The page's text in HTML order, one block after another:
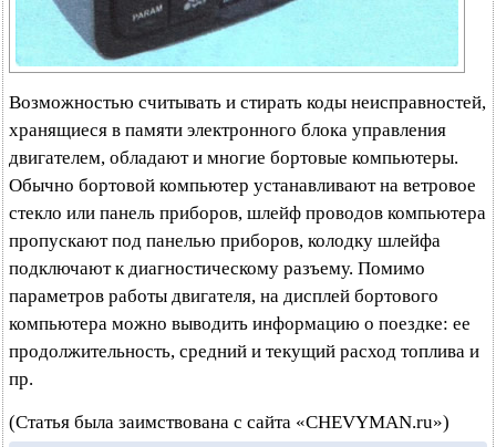
Возможностью считывать и стирать коды неисправностей,
хранящиеся в памяти электронного блока управления
двигателем, обладают и многие бортовые компьютеры.
Обычно бортовой компьютер устанавливают на ветровое
стекло или панель приборов, шлейф проводов компьютера
пропускают под панелью приборов, колодку шлейфа
подключают к диагностическому разъему. Помимо
параметров работы двигателя, на дисплей бортового
компьютера можно выводить информацию о поездке: ее
продолжительность, средний и текущий расход топлива и
пр.
(Статья была заимствована с сайта «CHEVYMAN.ru»)